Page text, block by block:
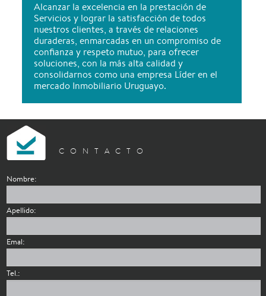
Alcanzar la excelencia en la prestación de
Servicios y lograr la satisfacción de todos
nuestros clientes, a través de relaciones
duraderas, enmarcadas en un compromiso de
confianza y respeto mutuo, para ofrecer
soluciones, con la más alta calidad y
consolidarnos como una empresa Líder en el
mercado Inmobiliario Uruguayo.
CONTACTO
Nombre:
Apellido:
Emal:
Tel.: